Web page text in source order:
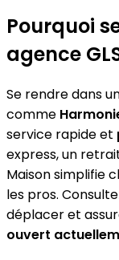
Pourquoi
agence
Se rendre dans
comme
service rapide et
express, un
Maison simplifie
les pros.
déplacer et
ouvert